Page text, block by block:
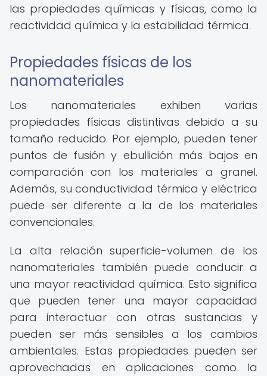
las propiedades químicas y físicas, como la
reactividad química y la estabilidad térmica.
Propiedades físicas de los
nanomateriales
Los nanomateriales exhiben varias
propiedades físicas distintivas debido a su
tamaño reducido. Por ejemplo, pueden tener
puntos de fusión y ebullición más bajos en
comparación con los materiales a granel.
Además, su conductividad térmica y eléctrica
puede ser diferente a la de los materiales
convencionales.
La alta relación superficie-volumen de los
nanomateriales también puede conducir a
una mayor reactividad química. Esto significa
que pueden tener una mayor capacidad
para interactuar con otras sustancias y
pueden ser más sensibles a los cambios
ambientales. Estas propiedades pueden ser
aprovechadas en aplicaciones como la